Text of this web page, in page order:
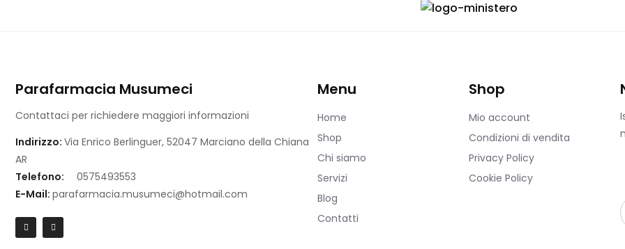
Parafarmacia Musumeci
Contattaci per richiedere maggiori informazioni
Indirizzo: Via Enrico Berlinguer, 52047 Marciano della Chiana
AR
Telefono:
0575493553
E-Mail: parafarmacia.musumeci@hotmail.com
Menu
Home
Shop
Chi siamo
Servizi
Blog
Contatti
Shop
Mio account
Condizioni di vendita
Privacy Policy
Cookie Policy
E